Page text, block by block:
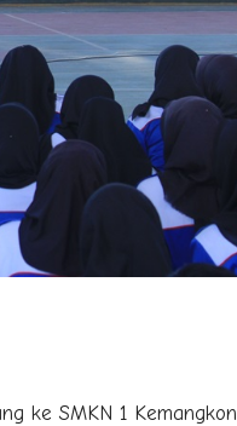
ke SMKN 1 Kemangkon